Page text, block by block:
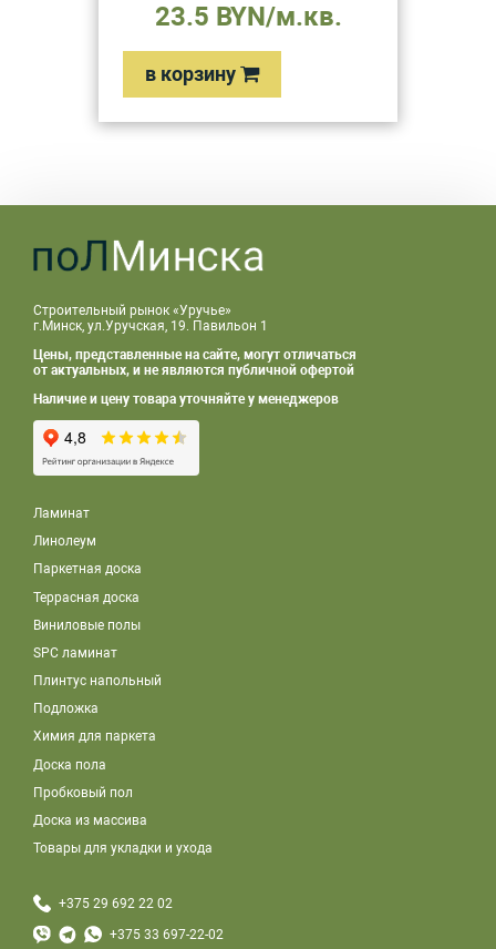
23.5 BYN/м.кв.
в корзину
Строительный рынок «Уручье»
г.Минск, ул.Уручская, 19. Павильон 1
Цены, представленные на сайте, могут отличаться
от актуальных, и не являются публичной офертой
Наличие и цену товара уточняйте у менеджеров
Ламинат
Линолеум
Паркетная доска
Террасная доска
Виниловые полы
SPC ламинат
Плинтус напольный
Подложка
Химия для паркета
Доска пола
Пробковый пол
Доска из массива
Товары для укладки и ухода
+375 29 692 22 02
+375 33 697-22-02